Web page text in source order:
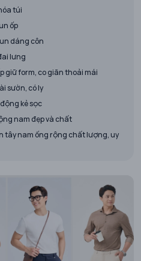
túi
ốp
dáng côn
lưng
giữ form, co giãn thoải mái
sườn, có ly
kẻ sọc
nam đẹp và chất
tây nam ống rộng chất lượng, uy